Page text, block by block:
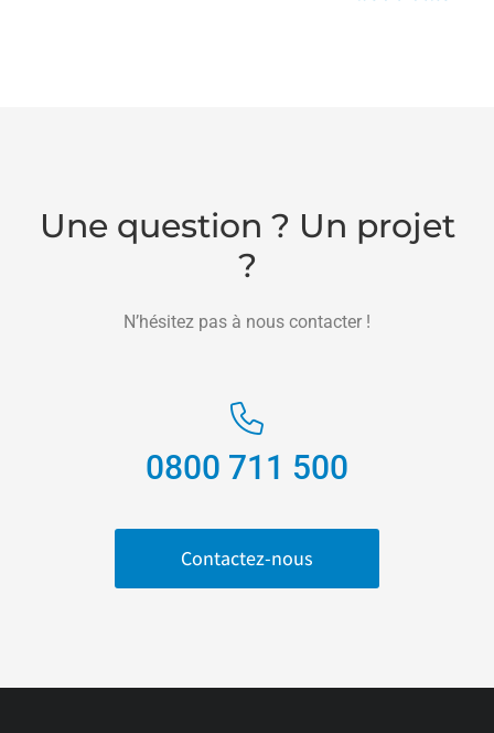
Une question ? Un projet
?
N’hésitez pas à nous contacter !
0800 711 500
Contactez-nous